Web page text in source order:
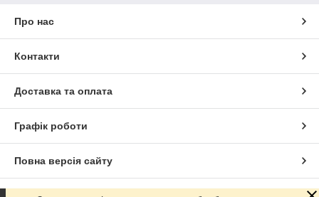
Про нас
Контакти
Доставка та оплата
Графік роботи
Повна версія сайту